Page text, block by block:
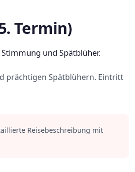
Termin)
und Spätblüher.
prächtigen Spätblühern. Eintritt
Reisebeschreibung mit